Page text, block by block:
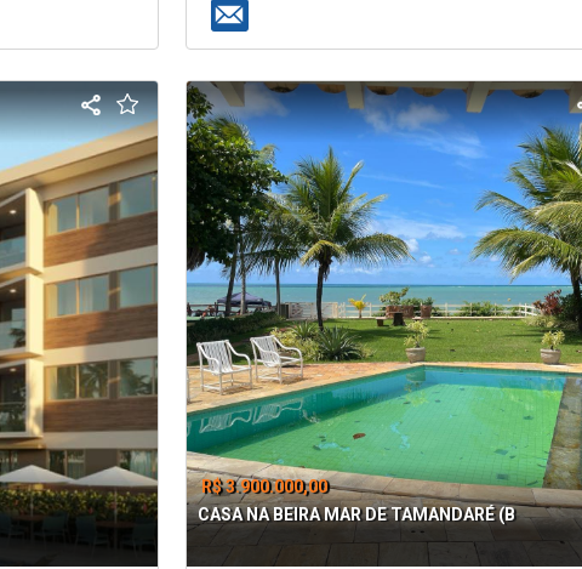
R$ 3.900.000,00
CASA NA BEIRA MAR DE TAMANDARÉ (B